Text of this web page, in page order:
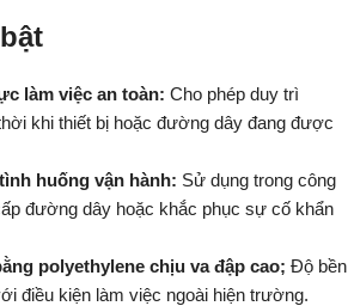
làm việc an toàn: Cho phép duy trì
khi thiết bị hoặc đường dây đang được
huống vận hành: Sử dụng trong công
đường dây hoặc khắc phục sự cố khẩn
polyethylene chịu va đập cao; Độ bền
điều kiện làm việc ngoài hiện trường.